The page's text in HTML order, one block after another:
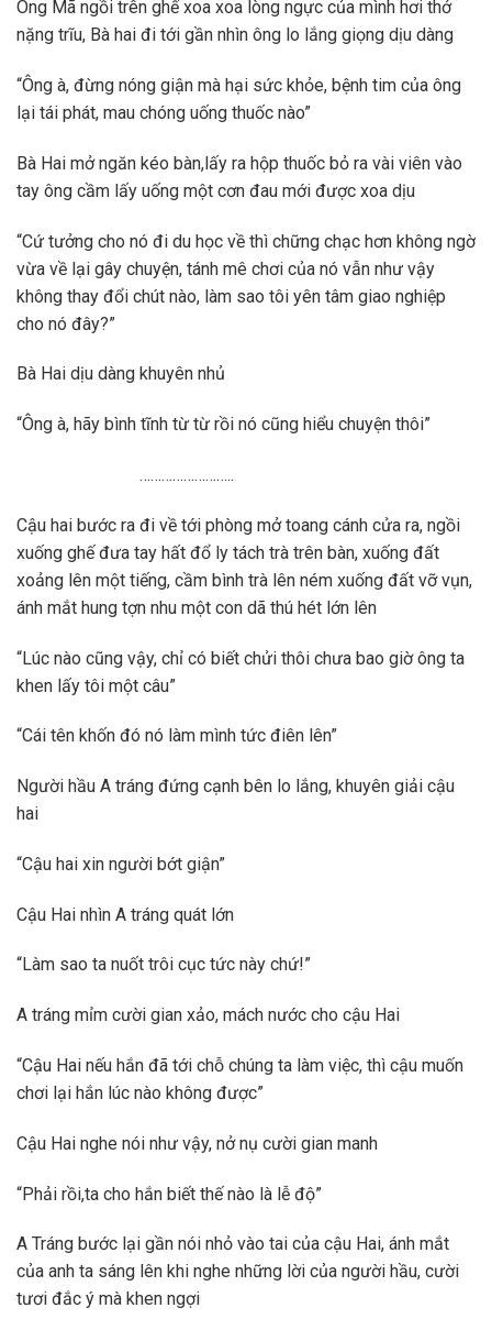
Ông Mã ngồi trên ghế xoa xoa lòng ngực của mình hơi thở
nặng trĩu, Bà hai đi tới gần nhìn ông lo lắng giọng dịu dàng
“Ông à, đừng nóng giận mà hại sức khỏe, bệnh tim của ông
lại tái phát, mau chóng uống thuốc nào”
Bà Hai mở ngăn kéo bàn,lấy ra hộp thuốc bỏ ra vài viên vào
tay ông cầm lấy uống một cơn đau mới được xoa dịu
“Cứ tưởng cho nó đi du học về thì chững chạc hơn không ngờ
vừa về lại gây chuyện, tánh mê chơi của nó vẫn như vậy
không thay đổi chút nào, làm sao tôi yên tâm giao nghiệp
cho nó đây?”
Bà Hai dịu dàng khuyên nhủ
“Ông à, hãy bình tĩnh từ từ rồi nó cũng hiểu chuyện thôi”
……………………..
Cậu hai bước ra đi về tới phòng mở toang cánh cửa ra, ngồi
xuống ghế đưa tay hất đổ ly tách trà trên bàn, xuống đất
xoảng lên một tiếng, cầm bình trà lên ném xuống đất vỡ vụn,
ánh mắt hung tợn nhu một con dã thú hét lớn lên
“Lúc nào cũng vậy, chỉ có biết chửi thôi chưa bao giờ ông ta
khen lấy tôi một câu”
“Cái tên khốn đó nó làm mình tức điên lên”
Người hầu A tráng đứng cạnh bên lo lắng, khuyên giải cậu
hai
“Cậu hai xin người bớt giận”
Cậu Hai nhìn A tráng quát lớn
“Làm sao ta nuốt trôi cục tức này chứ!”
A tráng mỉm cười gian xảo, mách nước cho cậu Hai
“Cậu Hai nếu hắn đã tới chỗ chúng ta làm việc, thì cậu muốn
chơi lại hắn lúc nào không được”
Cậu Hai nghe nói như vậy, nở nụ cười gian manh
“Phải rồi,ta cho hắn biết thế nào là lễ độ”
A Tráng bước lại gần nói nhỏ vào tai của cậu Hai, ánh mắt
của anh ta sáng lên khi nghe những lời của người hầu, cười
tươi đắc ý mà khen ngợi